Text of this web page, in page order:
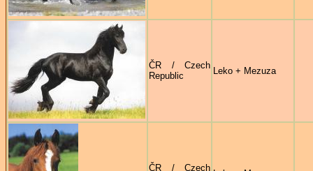
ČR / Czech
Republic
Leko + Mezuza
ČR / Czech